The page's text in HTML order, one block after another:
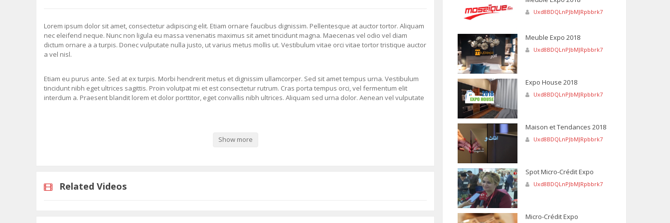
Lorem ipsum dolor sit amet, consectetur adipiscing elit. Etiam ornare faucibus dignissim. Pellentesque at auctor tortor. Aliquam
nec eleifend neque. Nunc non ligula eu massa venenatis maximus sit amet tincidunt magna. Maecenas vel odio vel diam
dictum ornare a a turpis. Donec vulputate nulla justo, ut varius metus mollis ut. Vestibulum vitae orci vitae tortor tristique auctor
a vel nisl.
Etiam eu purus ante. Sed at ex turpis. Morbi hendrerit metus et dignissim ullamcorper. Sed sit amet tempus urna. Vestibulum
tincidunt nibh eget ultrices sagittis. Proin volutpat mi et est consectetur rutrum. Cras porta tempus orci, vel fermentum elit
interdum a. Praesent blandit lorem et dolor porttitor, eget convallis nibh ultrices. Aliquam sed urna dolor. Aenean vel vulputate
Show more
Related Videos
Uxd8BDQLnPJbMJRpbbrk7
Meuble Expo 2018
Uxd8BDQLnPJbMJRpbbrk7
Expo House 2018
Uxd8BDQLnPJbMJRpbbrk7
Maison et Tendances 2018
Uxd8BDQLnPJbMJRpbbrk7
Spot Micro-Crédit Expo
Uxd8BDQLnPJbMJRpbbrk7
Micro-Crédit Expo